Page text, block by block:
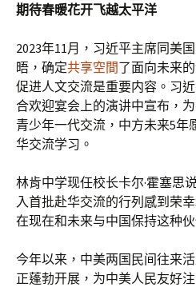
期待春暖花开飞越太平洋
2023年11月，习近平主席同美
晤，确定共享空間了面向未来
促进人文交流是重要内容。习
合欢迎宴会上的演讲中宣布，
青少年一代交流，中方未来5年
华交流学习。
林肯中学现任校长卡尔·霍塞思
入首批赴华交流的行列感到荣
在现在和未来与中国保持这种伙
今年以来，中美两国民间往来
正蓬勃开展，为中美人民友好